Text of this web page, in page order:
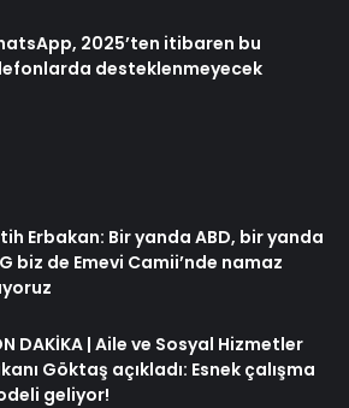
2025’ten itibaren bu
desteklenmeyecek
Erbakan: Bir yanda ABD, bir yanda
biz de Emevi Camii’nde namaz
DAKİKA | Aile ve Sosyal Hizmetler
Göktaş açıkladı: Esnek çalışma
geliyor!